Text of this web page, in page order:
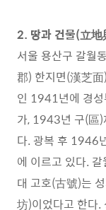
2. 땅과 건물(立
서울 용산구 갈월
郡) 한지면(漢芝
인 1941년에 경
가, 1943년 구(區)
다. 광복 후 1946
에 이르고 있다.
대 고호(古號)는
坊)이었다고 한다